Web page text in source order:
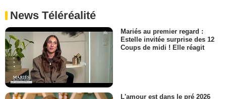
News Téléréalité
Mariés au premier regard :
Estelle invitée surprise des 12
Coups de midi ! Elle réagit
L'amour est dans le pré 2026